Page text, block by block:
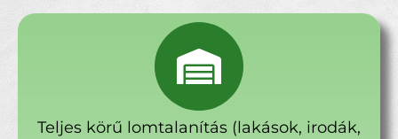
Teljes körű lomtalanítás (lakások, irodák,